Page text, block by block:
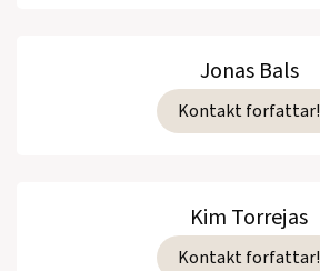
Jonas Bals
Kontakt forfattar!
Kim Torrejas
Kontakt forfattar!